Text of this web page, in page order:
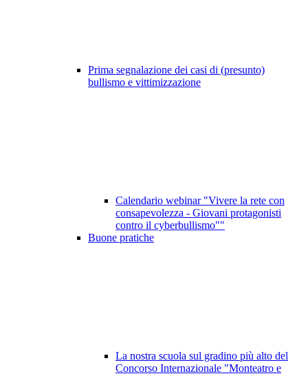
Prima segnalazione dei casi di (presunto)
bullismo e vittimizzazione
Calendario webinar "Vivere la rete con
consapevolezza - Giovani protagonisti
contro il cyberbullismo""
Buone pratiche
La nostra scuola sul gradino più alto del
Concorso Internazionale "Monteatro e